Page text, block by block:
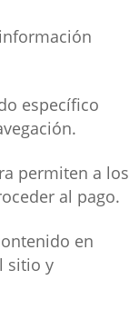
específico
permiten a los
al pago.
en
sitio y